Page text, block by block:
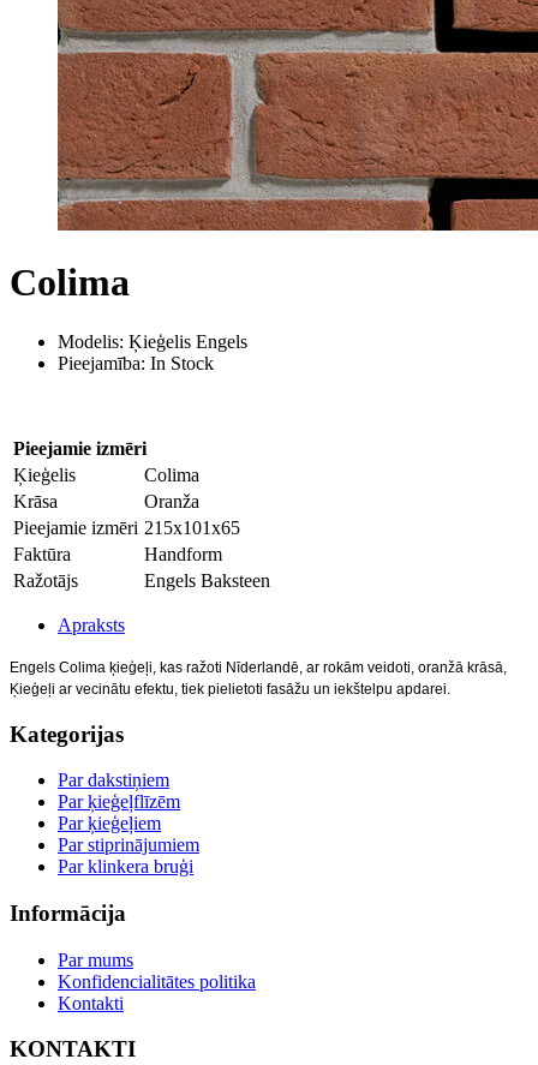
Colima
Modelis: Ķieģelis Engels
Pieejamība: In Stock
Pieejamie izmēri
Ķieģelis
Colima
Krāsa
Oranža
Pieejamie izmēri 215x101x65
Faktūra
Handform
Ražotājs
Engels Baksteen
Apraksts
Engels Colima ķieģeļi, kas ražoti Nīderlandē, ar rokām veidoti, oranžā krāsā,
Ķieģeļi ar vecinātu efektu, tiek pielietoti fasāžu un iekštelpu apdarei.
Kategorijas
Par dakstiņiem
Par ķieģeļflīzēm
Par ķieģeļiem
Par stiprinājumiem
Par klinkera bruģi
Informācija
Par mums
Konfidencialitātes politika
Kontakti
KONTAKTI